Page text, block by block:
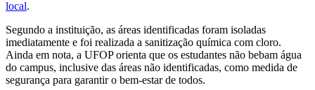
local.
Segundo a instituição, as áreas identificadas foram isoladas
imediatamente e foi realizada a sanitização química com cloro.
Ainda em nota, a UFOP orienta que os estudantes não bebam água
do campus, inclusive das áreas não identificadas, como medida de
segurança para garantir o bem-estar de todos.